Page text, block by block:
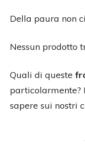
Della paura non
Nessun prodotto
Quali di queste
particolarmente?
sapere sui nostri